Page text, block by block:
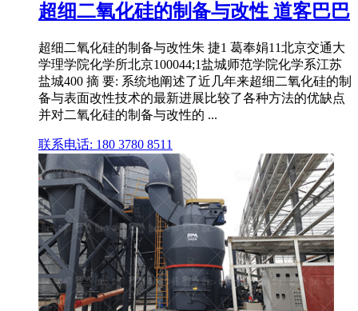
超细二氧化硅的制备与改性 道客巴巴
超细二氧化硅的制备与改性朱 捷1 葛奉娟11北京交通大
学理学院化学所北京100044;1盐城师范学院化学系江苏
盐城400 摘 要: 系统地阐述了近几年来超细二氧化硅的制
备与表面改性技术的最新进展比较了各种方法的优缺点
并对二氧化硅的制备与改性的 ...
联系电话: 180 3780 8511